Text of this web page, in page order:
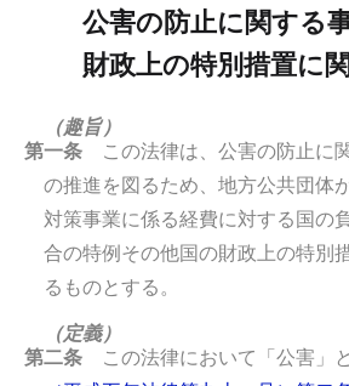
公害の防止に関する
財政上の特別措置に
（趣旨）
第一条 この法律は、公害の防止に
の推進を図るため、地方公共団体
対策事業に係る経費に対する国の
合の特例その他国の財政上の特別
るものとする。
（定義）
第二条 この法律において「公害」と